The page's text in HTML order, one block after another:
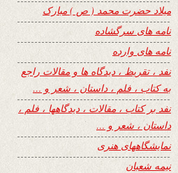
میلاد حضرت محمد ( ص ) مبارک
نامه های سرگشاده
نامه های وارده
نفد ، تقریظ ، دیدگاه ها و مقالات راجع
به کتاب ، فلم ، داستان ، شعر و …
نفد بر کتاب ، مقالات ، دیدگاهها ، فلم ،
داستان ، شعر و …
نمایشگاههای هنری
نیمه شعبان